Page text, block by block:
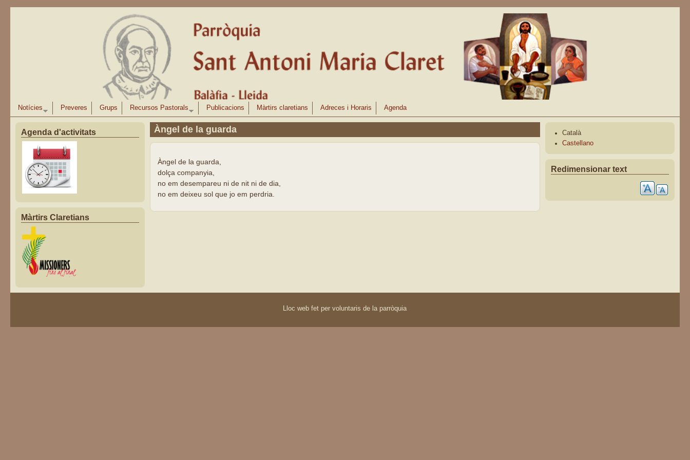
Notícies Preveres Grups Recursos Pastorals Publicacions Màrtirs claretians Adreces i Horaris Agenda
Agenda d'activitats
Màrtirs Claretians
Àngel de la guarda
Àngel de la guarda,
dolça companyia,
no em desempareu ni de nit ni de dia,
no em deixeu sol que jo em perdria.
Català
Castellano
Redimensionar text
Lloc web fet per voluntaris de la parròquia